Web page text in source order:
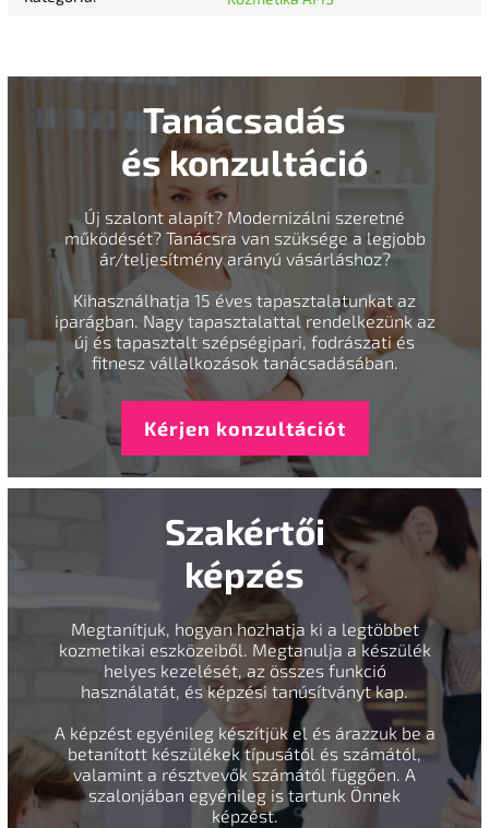
Tanácsadás
és konzultáció
Új szalont alapít? Modernizálni szeretné
működését? Tanácsra van szüksége a legjobb
ár/teljesítmény arányú vásárláshoz?
Kihasználhatja 15 éves tapasztalatunkat az
iparágban. Nagy tapasztalattal rendelkezünk az
új és tapasztalt szépségipari, fodrászati és
fitnesz vállalkozások tanácsadásában.
Kérjen konzultációt
Szakértői
képzés
Megtanítjuk, hogyan hozhatja ki a legtöbbet
kozmetikai eszközeiből. Megtanulja a készülék
helyes kezelését, az összes funkció
használatát, és képzési tanúsítványt kap.
A képzést egyénileg készítjük el és árazzuk be a
betanított készülékek típusától és számától,
valamint a résztvevők számától függően. A
szalonjában egyénileg is tartunk Önnek
képzést.